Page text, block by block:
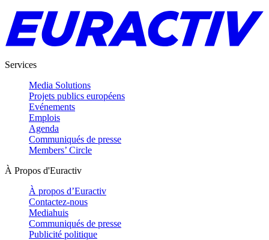
Services
Media Solutions
Projets publics européens
Evénements
Emplois
Agenda
Communiqués de presse
Members’ Circle
À Propos d'Euractiv
À propos d’Euractiv
Contactez-nous
Mediahuis
Communiqués de presse
Publicité politique